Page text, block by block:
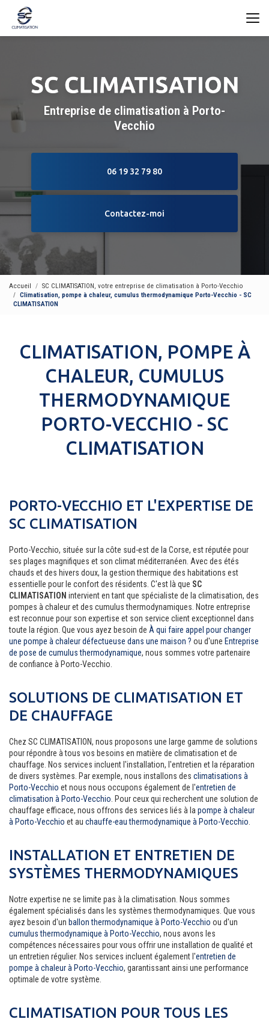
contenu
Entreprise de climatisation à Porto-
Vecchio
06 19 32 79 80
Contactez-moi
Accueil
SC CLIMATISATION, votre entreprise de climatisation à Porto-Vecchio
Climatisation, pompe à chaleur, cumulus thermodynamique Porto-Vecchio - SC
CLIMATISATION
CLIMATISATION, POMPE À
CHALEUR, CUMULUS
THERMODYNAMIQUE
PORTO-VECCHIO - SC
CLIMATISATION
PORTO-VECCHIO ET L'EXPERTISE DE
SC CLIMATISATION
Porto-Vecchio, située sur la côte sud-est de la Corse, est réputée pour
ses plages magnifiques et son climat méditerranéen. Avec des étés
chauds et des hivers doux, la gestion thermique des habitations est
essentielle pour le confort des résidents. C'est là que SC
CLIMATISATION intervient en tant que spécialiste de la climatisation, des
pompes à chaleur et des cumulus thermodynamiques. Notre entreprise
est reconnue pour son expertise et son service client exceptionnel dans
toute la région. Que vous ayez besoin de À qui faire appel pour changer
une pompe à chaleur défectueuse dans une maison ? ou d'une Entreprise
de pose de cumulus thermodynamique, nous sommes votre partenaire
de confiance à Porto-Vecchio.
SOLUTIONS DE CLIMATISATION ET
DE CHAUFFAGE
Chez SC CLIMATISATION, nous proposons une large gamme de solutions
pour répondre à tous vos besoins en matière de climatisation et de
chauffage. Nos services incluent l'installation, l'entretien et la réparation
de divers systèmes. Par exemple, nous installons des climatisations à
Porto-Vecchio et nous nous occupons également de l'entretien de
climatisation à Porto-Vecchio. Pour ceux qui recherchent une solution de
chauffage efficace, nous offrons des services liés à lapompe à chaleur
à Porto-Vecchio et au chauffe-eau thermodynamique à Porto-Vecchio.
INSTALLATION ET ENTRETIEN DE
SYSTÈMES THERMODYNAMIQUES
Notre expertise ne se limite pas à la climatisation. Nous sommes
également spécialisés dans les systèmes thermodynamiques. Que vous
ayez besoin d'un ballon thermodynamique à Porto-Vecchio ou d'un
cumulus thermodynamique à Porto-Vecchio, nous avons les
compétences nécessaires pour vous offrir une installation de qualité et
un entretien régulier. Nos services incluent également l'entretien de
pompe à chaleur à Porto-Vecchio, garantissant ainsi une performance
optimale de votre système.
CLIMATISATION POUR TOUS LES